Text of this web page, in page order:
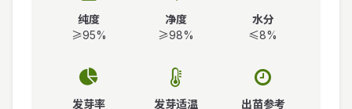
纯度
≥95%
净度
≥98%
水分
≤8%
发芽率
发芽适温
出苗参考